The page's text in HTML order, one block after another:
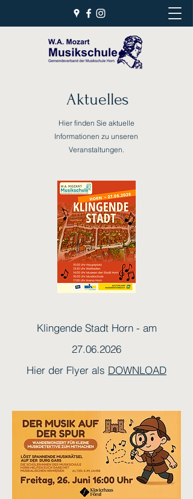
Aktuelles
Hier finden Sie aktuelle
Informationen zu unseren
Veranstaltungen.
Klingende Stadt Horn - am
27.06.2026
Hier der Flyer als DOWNLOAD